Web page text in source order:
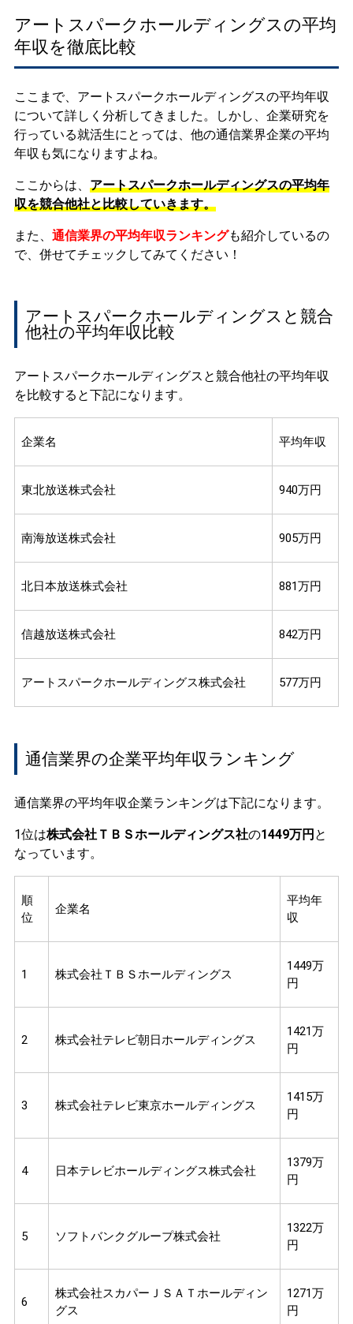
アートスパークホールディングスの平均
年収を徹底比較
ここまで、アートスパークホールディングスの平均年収
について詳しく分析してきました。しかし、企業研究を
行っている就活生にとっては、他の通信業界企業の平均
年収も気になりますよね。
ここからは、 アートスパークホールディングスの平均年
収を競合他社と比較していきます。
また、 通信業界の平均年収ランキングも紹介しているの
で、併せてチェックしてみてください！
アートスパークホールディングスと競合
他社の平均年収比較
アートスパークホールディングスと競合他社の平均年収
を比較すると下記になります。
企業名 平均年収
東北放送株式会社 940万円
南海放送株式会社 905万円
北日本放送株式会社 881万円
信越放送株式会社 842万円
アートスパークホールディングス株式会社 577万円
通信業界の企業平均年収ランキング
通信業界の平均年収企業ランキングは下記になります。
1位は株式会社ＴＢＳホールディングス社の1449万円 と
なっています。
順
位
企業名
平均年
収
1 株式会社ＴＢＳホールディングス
1449万
円
2 株式会社テレビ朝日ホールディングス
1421万
円
3 株式会社テレビ東京ホールディングス
1415万
円
4 日本テレビホールディングス株式会社
1379万
円
5 ソフトバンクグループ株式会社
1322万
円
6
株式会社スカパーＪＳＡＴホールディン
グス
1271万
円